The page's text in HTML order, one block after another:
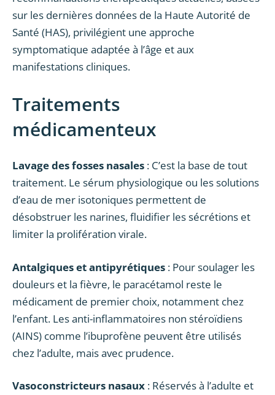
sur les dernières données de la Haute Autorité de
Santé (HAS), privilégient une approche
symptomatique adaptée à l’âge et aux
manifestations cliniques.
Traitements
médicamenteux
Lavage des fosses nasales : C’est la base de tout
traitement. Le sérum physiologique ou les solutions
d’eau de mer isotoniques permettent de
désobstruer les narines, fluidifier les sécrétions et
limiter la prolifération virale.
Antalgiques et antipyrétiques : Pour soulager les
douleurs et la fièvre, le paracétamol reste le
médicament de premier choix, notamment chez
l’enfant. Les anti-inflammatoires non stéroïdiens
(AINS) comme l’ibuprofène peuvent être utilisés
chez l’adulte, mais avec prudence.
Vasoconstricteurs nasaux : Réservés à l’adulte et